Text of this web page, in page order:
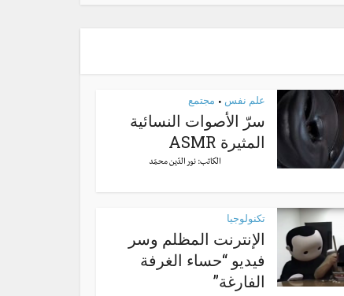
علم نفس • مجتمع
سرّ الأصوات النسائية
المثيرة ASMR
الكاتب:نور الدّين محمّد
تكنولوجيا
الإنترنت المظلم وسر
فيديو “حساء الغرفة
الفارغة”